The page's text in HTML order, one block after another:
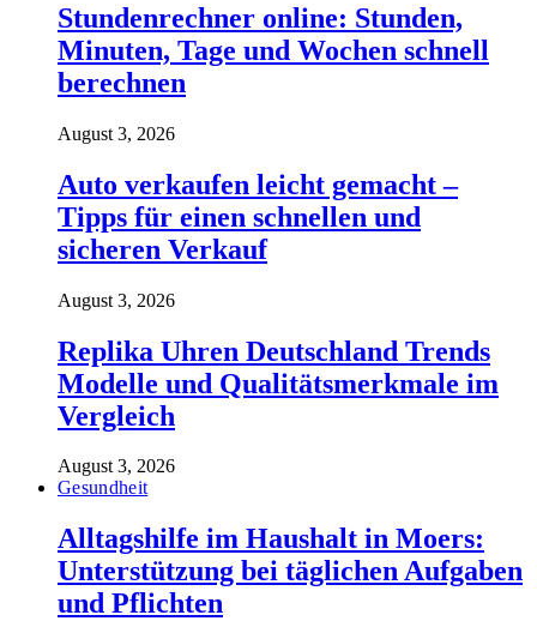
Stundenrechner online: Stunden,
Minuten, Tage und Wochen schnell
berechnen
August 3, 2026
Auto verkaufen leicht gemacht –
Tipps für einen schnellen und
sicheren Verkauf
August 3, 2026
Replika Uhren Deutschland Trends
Modelle und Qualitätsmerkmale im
Vergleich
August 3, 2026
Gesundheit
Alltagshilfe im Haushalt in Moers:
Unterstützung bei täglichen Aufgaben
und Pflichten